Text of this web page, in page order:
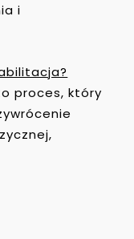
i
proces, który